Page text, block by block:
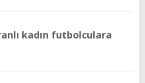
kadın futbolculara